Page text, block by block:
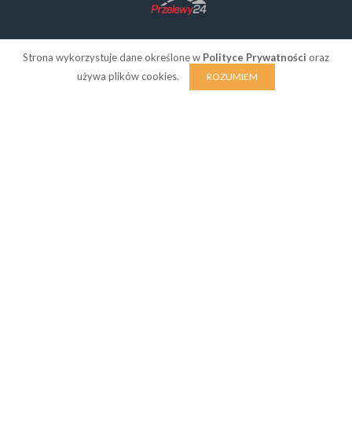
Strona wykorzystuje dane określone w Polityce Prywatności oraz
używa plików cookies.
ROZUMIEM